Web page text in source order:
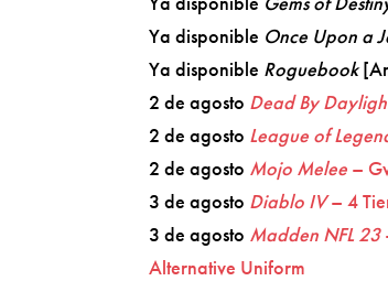
Ya disponible Once Upon a
Ya disponible Roguebook
2 de agosto Dead By
2 de agosto League of
2 de agosto Mojo Melee –
3 de agosto Diablo IV– 4
3 de agosto Madden NFL 23
Alternative Uniform